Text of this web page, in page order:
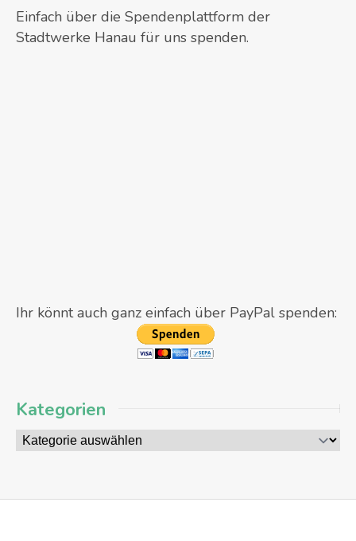
Einfach über die Spendenplattform der
Stadtwerke Hanau für uns spenden.
Ihr könnt auch ganz einfach über PayPal spenden:
Kategorien